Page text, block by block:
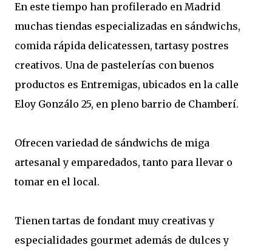
En este tiempo han profilerado en Madrid
muchas tiendas especializadas en sándwichs,
comida rápida delicatessen, tartasy postres
creativos. Una de pastelerías con buenos
productos es Entremigas, ubicados en la calle
Eloy Gonzálo 25, en pleno barrio de Chamberí.
Ofrecen variedad de sándwichs de miga
artesanal y emparedados, tanto para llevar o
tomar en el local.
Tienen tartas de fondant muy creativas y
especialidades gourmet además de dulces y